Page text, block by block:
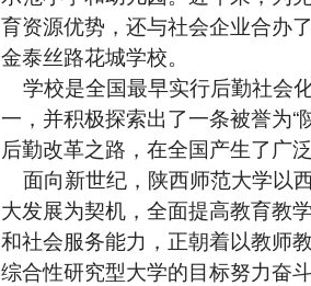
育资源优势，还与社会企业合办
金泰丝路花城学校。
学校是全国最早实行后勤社会
一，并积极探索出了一条被誉为“
后勤改革之路，在全国产生了广
面向新世纪，陕西师范大学以
大发展为契机，全面提高教育教
和社会服务能力，正朝着以教师
综合性研究型大学的目标努力奋